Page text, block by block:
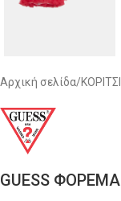
Αρχική σελίδα/ΚΟΡΙΤΣΙ
GUESS ΦΟΡΕΜΑ